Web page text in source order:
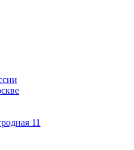
11